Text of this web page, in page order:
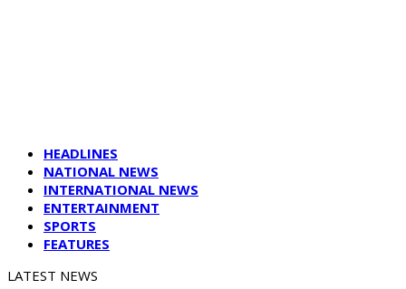
HEADLINES
NATIONAL NEWS
INTERNATIONAL NEWS
ENTERTAINMENT
SPORTS
FEATURES
LATEST NEWS